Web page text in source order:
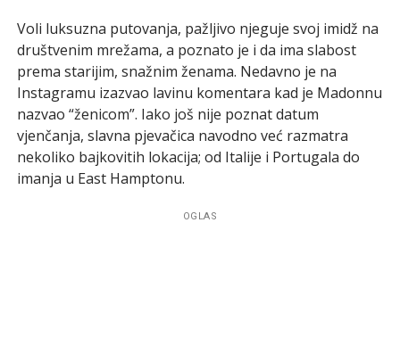
Voli luksuzna putovanja, pažljivo njeguje svoj imidž na
društvenim mrežama, a poznato je i da ima slabost
prema starijim, snažnim ženama. Nedavno je na
Instagramu izazvao lavinu komentara kad je Madonnu
nazvao “ženicom”. Iako još nije poznat datum
vjenčanja, slavna pjevačica navodno već razmatra
nekoliko bajkovitih lokacija; od Italije i Portugala do
imanja u East Hamptonu.
OGLAS